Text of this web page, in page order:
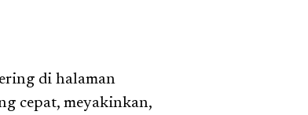
di halaman
cepat, meyakinkan,